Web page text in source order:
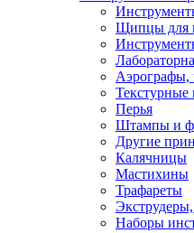
Щипцы для
Аэрографы,
Текстурные
Перья
Штампы и
Другие
Калячницы
Мастихины
Трафареты
Наборы